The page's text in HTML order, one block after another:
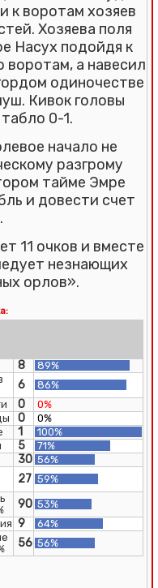
к воротам хозяев
Хозяева поля
Насух подойдя к
воротам, а навесил
одиночестве
Кивок головы
0-1.
начало не
разгрому
тайме Эмре
и довести счет
11 очков и вместе
незнающих
орлов».
8
89%
6
86%
0
0%
0
0%
1
100%
5
71%
30 56%
27 59%
90 53%
9
64%
56 56%